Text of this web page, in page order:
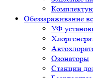
Обеззараживание
УФ
Озонаторы
Станции